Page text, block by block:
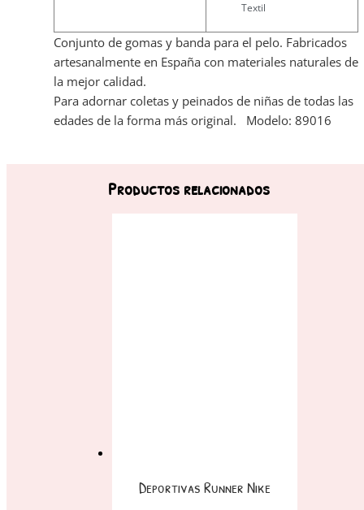
Textil
Conjunto de gomas y banda para el pelo. Fabricados
artesanalmente en España con materiales naturales de
la mejor calidad.
Para adornar coletas y peinados de niñas de todas las
edades de la forma más original. Modelo: 89016
Productos relacionados
Deportivas Runner Nike